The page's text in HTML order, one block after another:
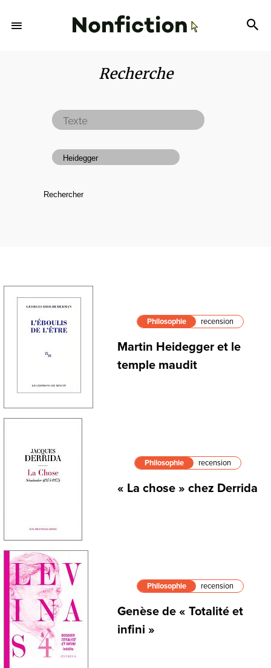
Recherche
Philosophie recension
Martin Heidegger et le
temple maudit
Philosophie recension
« La chose » chez Derrida
Philosophie recension
Genèse de « Totalité et
infini »